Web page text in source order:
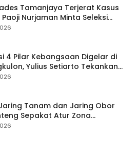
Tamanjaya Terjerat Kasus
Nurjaman Minta Seleksi
Diperketat
4 Pilar Kebangsaan Digelar di
Yulius Setiarto Tekankan
Persatuan
Tanam dan Jaring Obor
Sepakat Atur Zona